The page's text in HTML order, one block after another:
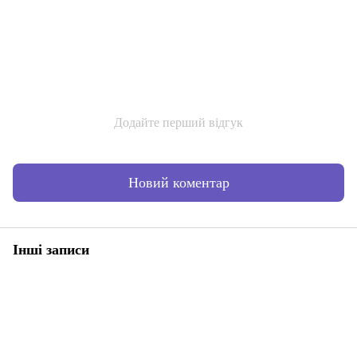
Додайте перший відгук
Новий коментар
Інші записи